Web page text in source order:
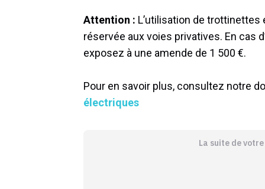
Attention : L’utilisation de
réservée aux voies privatives. En cas
exposez à une amende de 1 500 €.
Pour en savoir plus, consultez notre
électriques
La suite de